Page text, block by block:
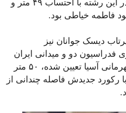
پیش از این رکورد ایران در این رشته با احتساب ۴۹ متر و
دیسک جوانان نیز
دو و میدانی ایران
برای ورود به مسابقات قهرمانی آسیا تعیین شده، ۵۰ متر
رکورد جدیدش فاصله چندانی از